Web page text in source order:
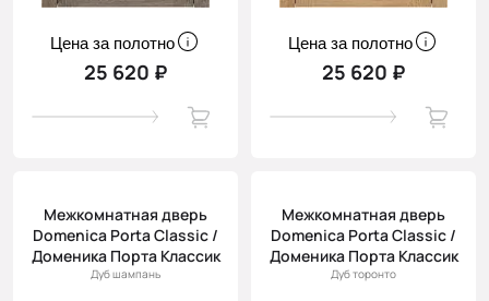
Цена за полотно
25 620 ₽
Цена за полотно
25 620 ₽
Межкомнатная дверь
Domenica Porta Classic /
Доменика Порта Классик
Дуб шампань
Межкомнатная дверь
Domenica Porta Classic /
Доменика Порта Классик
Дуб торонто